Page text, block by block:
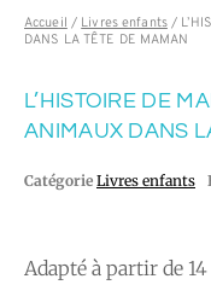
Accueil / Livres enfants/
DANS LA TÊTE DE MAMAN
L’HISTOIRE DE
ANIMAUX DANS
Catégorie Livres enfants
Adapté à partir de 14